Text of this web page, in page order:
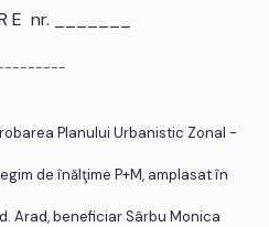
E nr. _______
Planului Urbanistic Zonal -
de înălţime P+M, amplasat în
Arad, beneficiar Sârbu Monica